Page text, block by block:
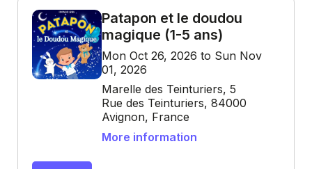
Patapon et le doudou
magique (1-5 ans)
Mon Oct 26, 2026 to Sun Nov
01, 2026
Marelle des Teinturiers, 5
Rue des Teinturiers, 84000
Avignon, France
More information